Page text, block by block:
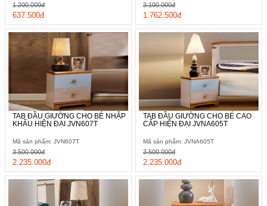
637.500đ
1.200.000đ
1.762.500đ
3.100.000đ
TAB ĐẦU GIƯỜNG CHO BÉ NHẬP
KHẨU HIỆN ĐẠI JVN607T
Mã sản phẩm: JVN607T
2.235.000đ
3.500.000đ
TAB ĐẦU GIƯỜNG CHO BÉ CAO
CẤP HIỆN ĐẠI JVNA605T
Mã sản phẩm: JVNA605T
2.235.000đ
3.500.000đ